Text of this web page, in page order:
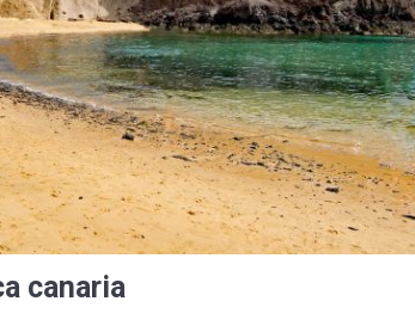
canaria